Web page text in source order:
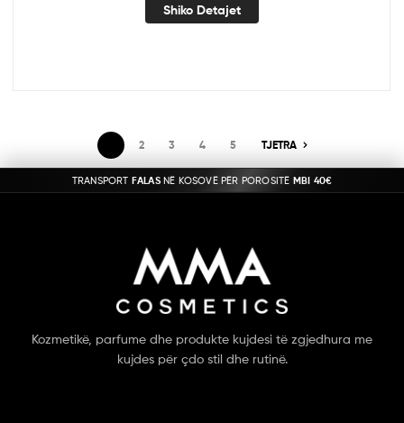
Shiko Detajet
2 3 4 5 TJETRA
Kozmetikë, parfume dhe produkte kujdesi të zgjedhura me
kujdes për çdo stil dhe rutinë.
TRANSPORT FALASNË KOSOVË PËR POROSITË MBI 40€